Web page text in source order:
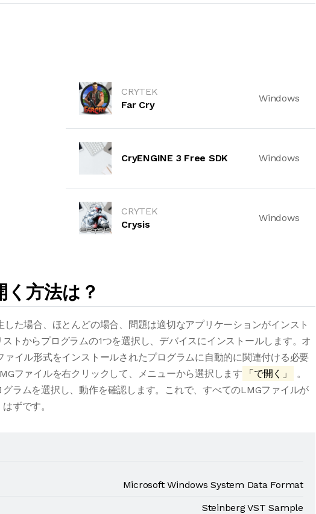
CRYTEK
Far Cry
Windows
CryENGINE 3 Free SDK Windows
CRYTEK
Crysis
Windows
方法は？
た場合、ほとんどの場合、問題は適切なアプリケーションがインスト
トからプログラムの1つを選択し、デバイスにインストールします。オ
イル形式をインストールされたプログラムに自動的に関連付ける必要
ファイルを右クリックして、メニューから選択します
「で開く」
。
ラムを選択し、動作を確認します。これで、すべてのLMGファイルが
ずです。
Microsoft Windows System Data Format
Steinberg VST Sample